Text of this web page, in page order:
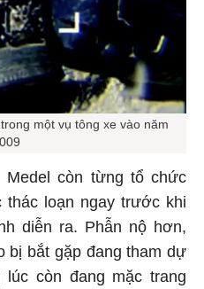
một vụ tông xe vào năm
Medel còn từng tổ chức
loạn ngay trước khi
diễn ra. Phẫn nộ hơn,
bị bắt gặp đang tham dự
còn đang mặc trang